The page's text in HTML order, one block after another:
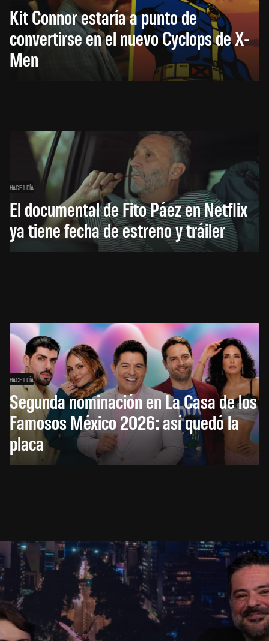
Kit Connor estaría a punto de
convertirse en el nuevo Cyclops de X-
Men
HACE 1 DÍA
El documental de Fito Páez en Netflix
ya tiene fecha de estreno y tráiler
HACE 1 DÍA
Segunda nominación en La Casa de los
Famosos México 2026: así quedó la
placa